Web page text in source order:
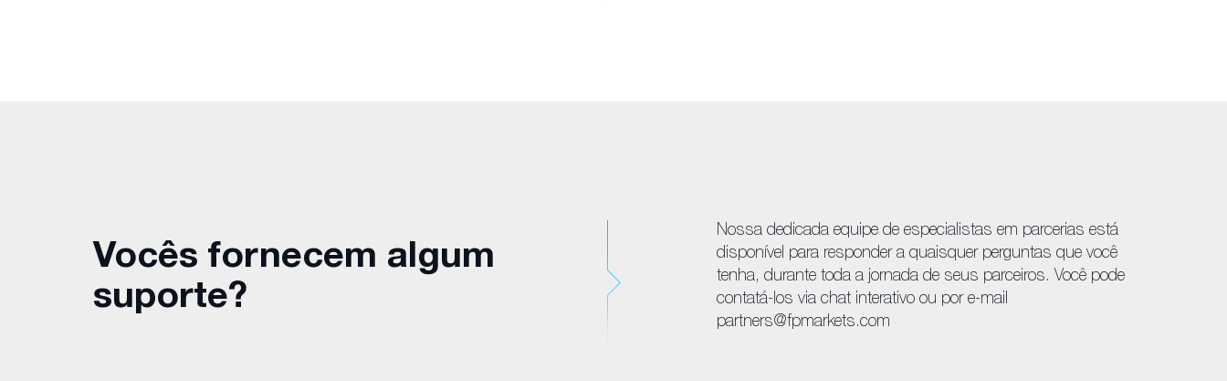
Vocês fornecem algum
suporte?
Nossa dedicada equipe de especialistas em parcerias está
disponível para responder a quaisquer perguntas que você
tenha, durante toda a jornada de seus parceiros. Você pode
contatá-los via chat interativo ou por e-mail
partners@fpmarkets.com